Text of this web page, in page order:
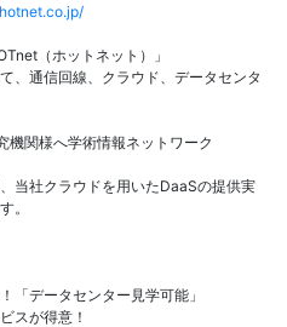
（ホットネット）」
、通信回線、クラウド、データセンタ
機関様へ学術情報ネットワーク
当社クラウドを用いたDaaSの提供実
。
「データセンター見学可能」
スが得意！